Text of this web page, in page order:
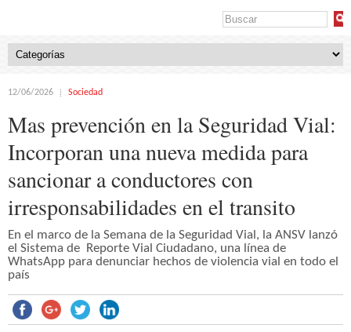
12/06/2026 Sociedad
Mas prevención en la Seguridad Vial:
Incorporan una nueva medida para
sancionar a conductores con
irresponsabilidades en el transito
En el marco de la Semana de la Seguridad Vial, la ANSV lanzó
el Sistema de Reporte Vial Ciudadano, una línea de
WhatsApp para denunciar hechos de violencia vial en todo el
país